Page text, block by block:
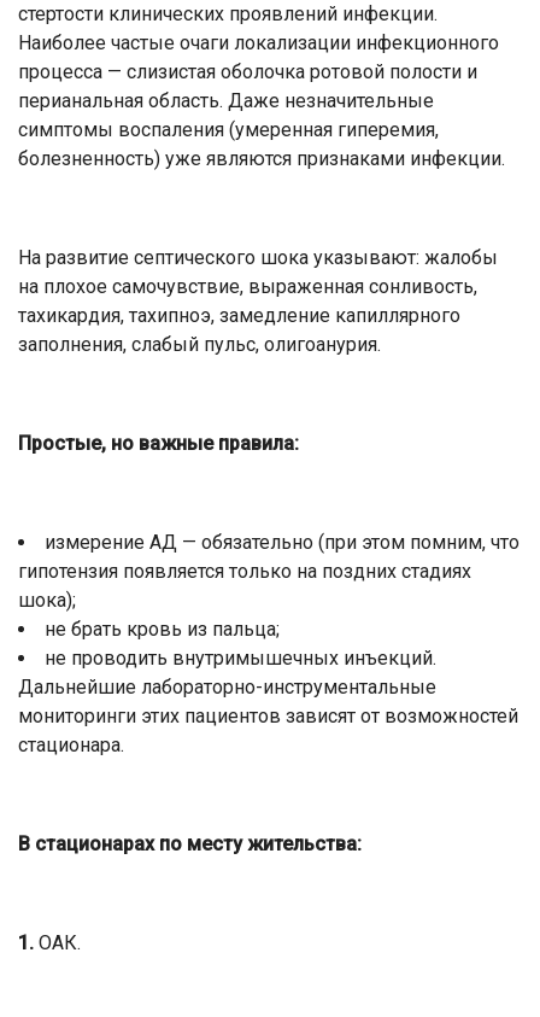
стертости клинических проявлений инфекции.
Наиболее частые очаги локализации инфекционного
процесса — слизистая оболочка ротовой полости и
перианальная область. Даже незначительные
симптомы воспаления (умеренная гиперемия,
болезненность) уже являются признаками инфекции.
На развитие септического шока указывают: жалобы
на плохое самочувствие, выраженная сонливость,
тахикардия, тахипноэ, замедление капиллярного
заполнения, слабый пульс, олигоанурия.
Простые, но важные правила:
измерение АД — обязательно (при этом помним, что
гипотензия появляется только на поздних стадиях
шока);
не брать кровь из пальца;
не проводить внутримышечных инъекций.
Дальнейшие лабораторно-инструментальные
мониторинги этих пациентов зависят от возможностей
стационара.
В стационарах по месту жительства:
1. ОАК.